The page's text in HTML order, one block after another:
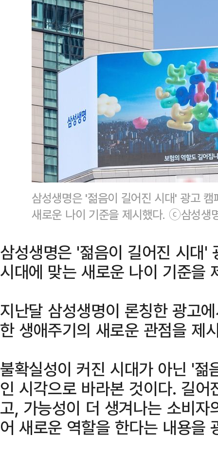
삼성생명은 '젊음이 길어진 시대' 광고
새로운 나이 기준을 제시했다. ⓒ삼성생
삼성생명은 '젊음이 길어진 시대'
시대에 맞는 새로운 나이 기준을
지난달 삼성생명이 론칭한 광고
한 생애주기의 새로운 관점을 제
불확실성이 커진 시대가 아닌 '젊
인 시각으로 바라본 것이다. 길
고, 가능성이 더 생겨나는 소비
어 새로운 역할을 한다는 내용을